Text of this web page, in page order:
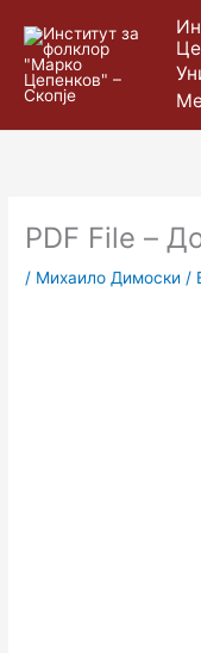
content
PDF File –
/ Михаило Димоски /